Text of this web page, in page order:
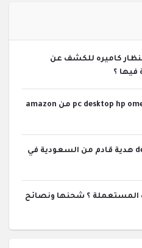
كاميره للكشف عن
فيها ؟
جمارك شراء جهاز كومبيوتر pc desktop hp omen من amazon
جمارك كمبيوتر كامل ماركة dell هدية قادم من السعودية في
المستعملة ؟ شحنها ونصائح